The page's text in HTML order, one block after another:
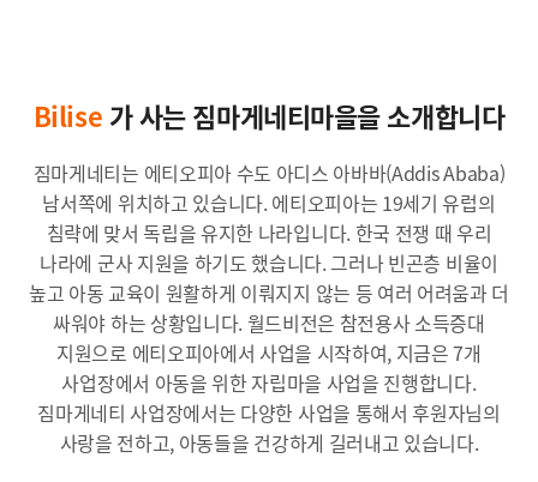
Bilise 가 사는 짐마게네티마을을 소개합니다
짐마게네티는 에티오피아 수도 아디스 아바바(Addis Ababa)
남서쪽에 위치하고 있습니다. 에티오피아는 19세기 유럽의
침략에 맞서 독립을 유지한 나라입니다. 한국 전쟁 때 우리
나라에 군사 지원을 하기도 했습니다. 그러나 빈곤층 비율이
높고 아동 교육이 원활하게 이뤄지지 않는 등 여러 어려움과 더
싸워야 하는 상황입니다. 월드비전은 참전용사 소득증대
지원으로 에티오피아에서 사업을 시작하여, 지금은 7개
사업장에서 아동을 위한 자립마을 사업을 진행합니다.
짐마게네티 사업장에서는 다양한 사업을 통해서 후원자님의
사랑을 전하고, 아동들을 건강하게 길러내고 있습니다.